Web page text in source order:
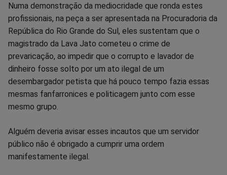
Numa demonstração da mediocridade que ronda estes
profissionais, na peça a ser apresentada na Procuradoria da
República do Rio Grande do Sul, eles sustentam que o
magistrado da Lava Jato cometeu o crime de
prevaricação, ao impedir que o corrupto e lavador de
dinheiro fosse solto por um ato ilegal de um
desembargador petista que há pouco tempo fazia essas
mesmas fanfarronices e politicagem junto com esse
mesmo grupo.
Alguém deveria avisar esses incautos que um servidor
público não é obrigado a cumprir uma ordem
manifestamente ilegal.